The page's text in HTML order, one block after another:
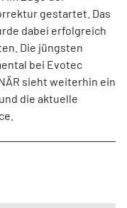
gestartet. Das
dabei erfolgreich
Die jüngsten
bei Evotec
sieht weiterhin ein
die aktuelle